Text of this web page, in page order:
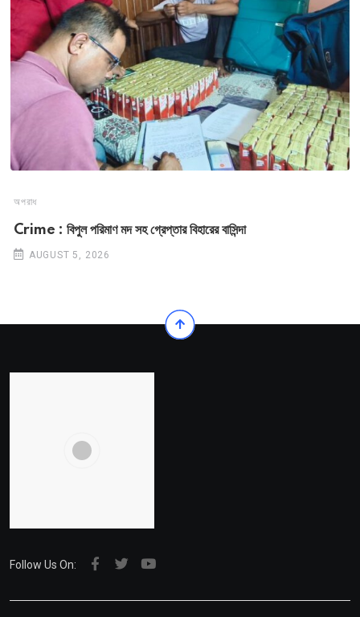
অপরাধ
Crime : বিপুল পরিমাণ মদ সহ গ্রেপ্তার বিহারের বাসিন্দা
AUGUST 5, 2026
Follow Us On: